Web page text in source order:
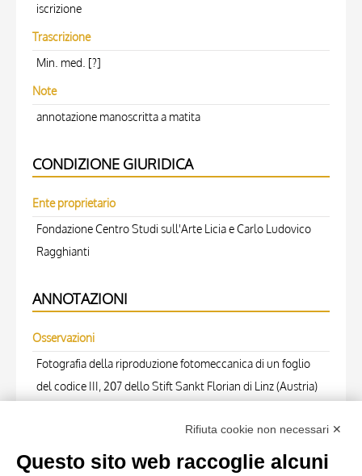
iscrizione
Trascrizione
Min. med. [?]
Note
annotazione manoscritta a matita
CONDIZIONE GIURIDICA
Ente proprietario
Fondazione Centro Studi sull'Arte Licia e Carlo Ludovico
Ragghianti
ANNOTAZIONI
Osservazioni
Fotografia della riproduzione fotomeccanica di un foglio
del codice III, 207 dello Stift Sankt Florian di Linz (Austria)
Gotik, in Die graphischen Künste, vol. 51 (1928), pp. 1-14: p.
9, Abb. 10.
Rifiuta cookie non necessari ✕
Questo sito web raccoglie alcuni